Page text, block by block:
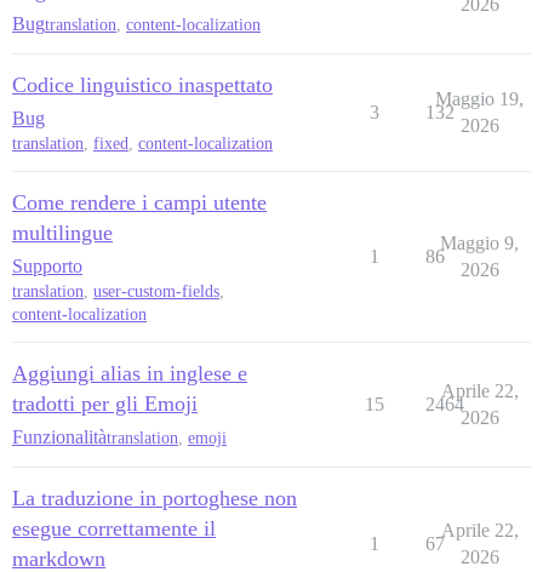
Bugtranslation content-localization
2026
Codice linguistico inaspettato
Bug
translation, fixed, content-localization
3 132
Maggio 19,
2026
Come rendere i campi utente
multilingue
Supporto
translation, user-custom-fields,
content-localization
1 86
Maggio 9,
2026
Aggiungi alias in inglese e
tradotti per gli Emoji
Funzionalitàtranslation emoji
15 2464
Aprile 22,
2026
La traduzione in portoghese non
esegue correttamente il
markdown
1 67
Aprile 22,
2026